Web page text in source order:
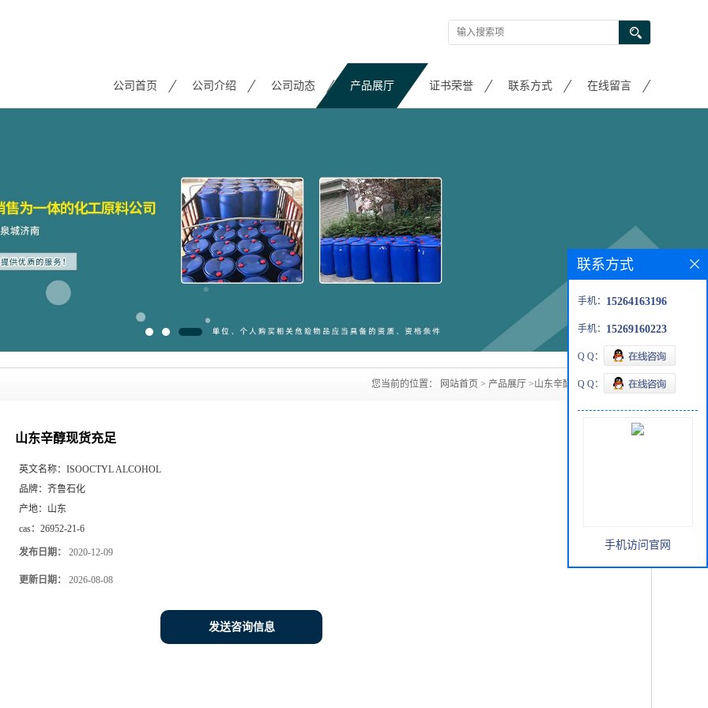
公司首页 公司介绍 公司动态 产品展厅 证书荣誉 联系方式 在线留言
您当前的位置： 网站首页 > 产品展厅 >山东辛醇现货充足
山东辛醇现货充足
英文名称： ISOOCTYL ALCOHOL
品牌： 齐鲁石化
产地： 山东
cas： 26952-21-6
发布日期： 2020-12-09
更新日期： 2026-08-08
发送咨询信息
联系方式
手机： 15264163196
手机： 15269160223
Q Q：
Q Q：
手机访问官网